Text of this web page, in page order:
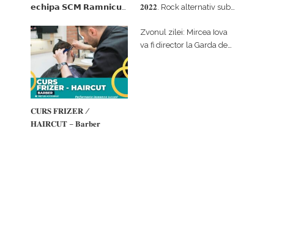
𝗲𝗰𝗵𝗶𝗽𝗮 𝗦𝗖𝗠 𝗥𝗮𝗺𝗻𝗶𝗰𝘂
𝗽𝗮𝗿𝘁𝗲𝗻𝗲𝗿 𝗳𝗶𝗻𝗮𝗻𝘁𝗮𝘁𝗼𝗿
𝟐𝟎𝟐𝟐. Rock alternativ sub
#𝐁𝐫𝐞𝐳𝐨𝐢𝐮𝐥𝐋𝐮𝐦𝐢𝐢
𝐂𝐔𝐑𝐒 𝐅𝐑𝐈𝐙𝐄𝐑 /
𝐇𝐀𝐈𝐑𝐂𝐔𝐓 – 𝐁𝐚𝐫𝐛𝐞𝐫
Zvonul zilei: Mircea Iova
va fi director la Garda de